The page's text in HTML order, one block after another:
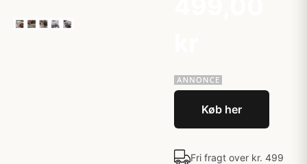
Køb her
Fri fragt over kr. 499